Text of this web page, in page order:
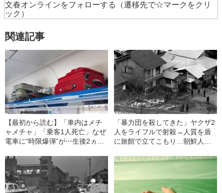
文春オンラインをフォローする
（遷移先で☆マークをクリ
ック）
関連記事
【最初から読む】「車内はメチ
ャメチャ」「乗客1人死亡」なぜ
電車に“時限爆弾”が⋯生後2ヵ月
須賀線爆破事件》はなぜ起き
た？（昭和43年の事件）
「暴力団を殺してきた」ヤクザ2
人をライフルで射殺→人質を盾
に旅館で立てこもり…朝鮮人差
になる道」を選んだ理由（昭和